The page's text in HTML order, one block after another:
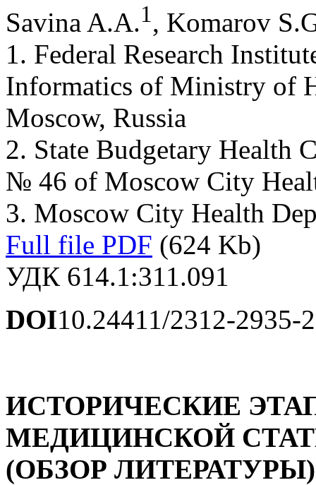
Savina A.A.1, Komarov
1. Federal Research
Informatics of Ministry of
Moscow, Russia
2. State Budgetary Health
№ 46 of Moscow City
3. Moscow City Health
Full file PDF (624 Kb)
УДК 614.1:311.091
DOI10.24411/2312-2935-
ИСТОРИЧЕСКИЕ
МЕДИЦИНСКОЙ
(ОБЗОР ЛИТЕРАТУРЫ)